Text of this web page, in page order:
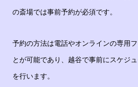
の斎場では事前予約が必須です。
予約の方法は電話やオンラインの専用
とが可能であり、越谷で事前にスケジ
を行います。